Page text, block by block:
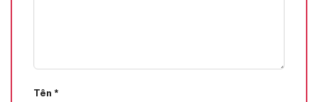
Tên *